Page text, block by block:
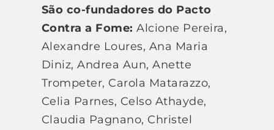
São co-fundadores do Pacto
Contra a Fome: Alcione Pereira,
Alexandre Loures, Ana Maria
Diniz, Andrea Aun, Anette
Trompeter, Carola Matarazzo,
Celia Parnes, Celso Athayde,
Claudia Pagnano, Christel